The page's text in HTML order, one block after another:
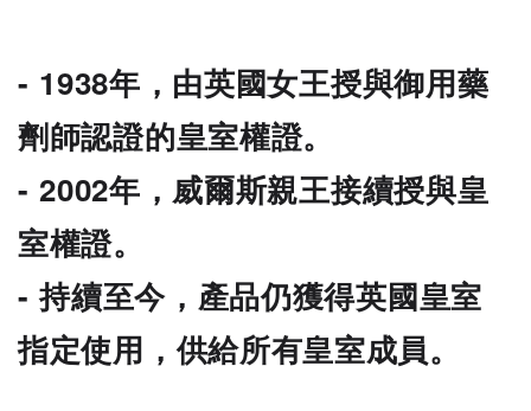
- 1938年，由英國女王授與御用藥
劑師認證的皇室權證。
- 2002年，威爾斯親王接續授與皇
室權證。
- 持續至今，產品仍獲得英國皇室
指定使用，供給所有皇室成員。